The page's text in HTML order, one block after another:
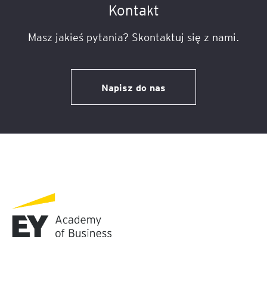
Kontakt
Masz jakieś pytania? Skontaktuj się z nami.
Napisz do nas